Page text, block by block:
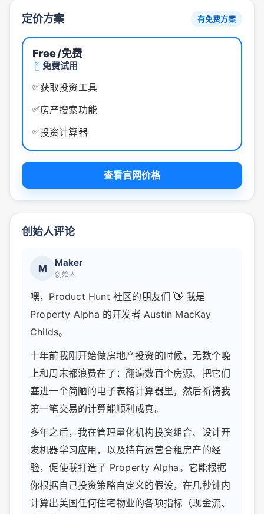
定价方案 有免费方案
Free/免费
免费试用
✅获取投资工具
✅房产搜索功能
✅投资计算器
查看官网价格
创始人评论
M Maker
创始人
嘿，Product Hunt 社区的朋友们 👋 我是
Property Alpha 的开发者 Austin MacKay
Childs。
十年前我刚开始做房地产投资的时候，无数个晚
上和周末都浪费在了：翻遍数百个房源、把它们
塞进一个简陋的电子表格计算器里，然后祈祷我
第一笔交易的计算能顺利成真。
多年之后，我在管理量化机构投资组合、设计开
发机器学习应用，以及持有运营合租房产的经
验，促使我打造了 Property Alpha。它能根据
你根据自己投资策略自定义的假设，在几秒钟内
计算出美国任何住宅物业的各项指标（现金流、